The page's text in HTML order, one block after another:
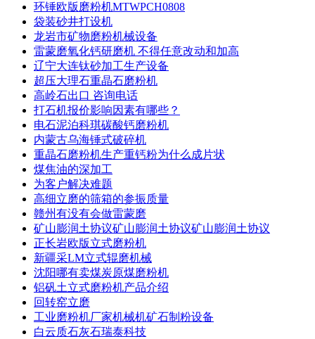
环锤欧版磨粉机MTWPCH0808
袋装砂井打设机
龙岩市矿物磨粉机械设备
雷蒙磨氧化钙研磨机 不得任意改动和加高
辽宁大连钛砂加工生产设备
超压大理石重晶石磨粉机
高岭石出口 咨询电话
打石机报价影响因素有哪些？
电石泥泊科琪碳酸钙磨粉机
内蒙古乌海锤式破碎机
重晶石磨粉机生产重钙粉为什么成片状
煤焦油的深加工
为客户解决难题
高细立磨的筛箱的参振质量
赣州有没有会做雷蒙磨
矿山膨润土协议矿山膨润土协议矿山膨润土协议
正长岩欧版立式磨粉机
新疆采LM立式辊磨机械
沈阳哪有卖煤炭原煤磨粉机
铝矾土立式磨粉机产品介绍
回转窑立磨
工业磨粉机厂家机械机矿石制粉设备
白云质石灰石瑞泰科技